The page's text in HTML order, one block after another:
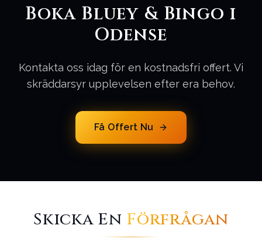
Boka Bluey & Bingo i
Odense
Kontakta oss idag för en kostnadsfri offert. Vi
skräddarsyr upplevelsen efter era behov.
Få Offert Nu
Skicka En Förfrågan